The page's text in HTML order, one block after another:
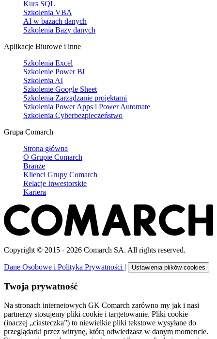
Kurs SQL
Szkolenia VBA
AI w bazach danych
Szkolenia Bazy danych
Aplikacje Biurowe i inne
Szkolenia Excel
Szkolenie Power BI
Szkolenia AI
Szkolenie Google Sheet
Szkolenia Zarządzanie projektami
Szkolenia Power Apps i Power Automate
Szkolenia Cyberbezpieczeństwo
Grupa Comarch
Strona główna
O Grupie Comarch
Branże
Klienci Grupy Comarch
Relacje Inwestorskie
Kariera
Copyright © 2015 - 2026 Comarch SA. All rights reserved.
Dane Osobowe i Polityka Prywatności | Ustawienia plików cookies
Twoja prywatność
Na stronach internetowych GK Comarch zarówno my jak i nasi
partnerzy stosujemy pliki cookie i targetowanie. Pliki cookie
(inaczej „ciasteczka”) to niewielkie pliki tekstowe wysyłane do
przeglądarki przez witrynę, którą odwiedzasz w danym momencie.